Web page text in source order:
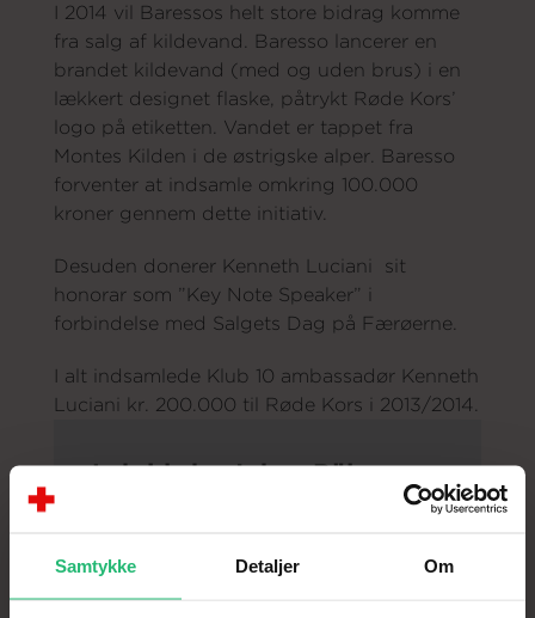
Samtykke Detaljer Om
I 2014 vil Baressos helt store bidrag komme
fra salg af kildevand. Baresso lancerer en
brandet kildevand (med og uden brus) i en
lækkert designet flaske, påtrykt Røde Kors’
logo på etiketten. Vandet er tappet fra
Montes Kilden i de østrigske alper. Baresso
forventer at indsamle omkring 100.000
kroner gennem dette initiativ.
Desuden donerer Kenneth Luciani sit
honorar som ”Key Note Speaker” i
forbindelse med Salgets Dag på Færøerne.
I alt indsamlede Klub 10 ambassadør Kenneth
Luciani kr. 200.000 til Røde Kors i 2013/2014.
Lakrids by Johan Bülow og
The referenced media source is
missing and needs to be re-